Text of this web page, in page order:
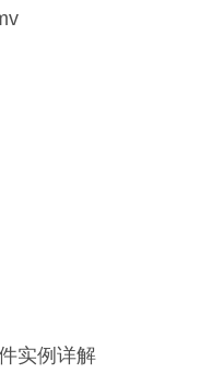
实例详解